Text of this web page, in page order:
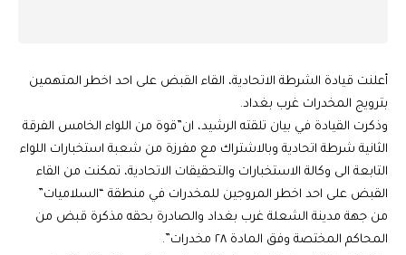
أعلنت قيادة الشرطة الاتحادية، القاء القبض على احد اخطر المتهمين
بترويج المخدرات غرب بغداد.
وذكرت القيادة في بيان تلقته الرشيد، ان”قوة من اللواء الخامس الفرقة
الثانية شرطة اتحادية وبالاشتراك مع مفرزة من شعبة استخبارات اللواء
التابعة الى وكالة الاستخبارات والتحقيقات الاتحادية، تمكنت من القاء
القبض على احد اخطر المروجين للمخدرات في منطقة “السلاميات”
من جهة مدينة الشعلة غرب بغداد والصادرة بحقه مذكرة قبض من
المحاكم المختصة وفق المادة ٢٨ مخدرات”.